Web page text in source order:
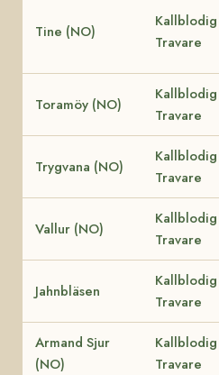
Tine (NO)
Kallblodig
Travare
Toramöy (NO)
Kallblodig
Travare
Trygvana (NO)
Kallblodig
Travare
Vallur (NO)
Kallblodig
Travare
Jahnbläsen
Kallblodig
Travare
Armand Sjur
(NO)
Kallblodig
Travare